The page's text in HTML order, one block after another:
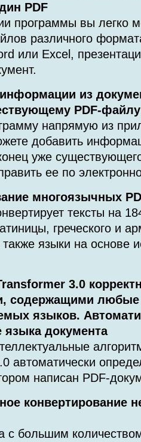
PDF
программы вы легко
различного
или Excel,
из
PDF-файлу
напрямую из
добавить
уже
ее по
многоязычных
тексты на
греческого и
языки на основе
3.0
содержащими любые
языков.
языка документа
автоматически
написан PDF-
конвертирование
с большим